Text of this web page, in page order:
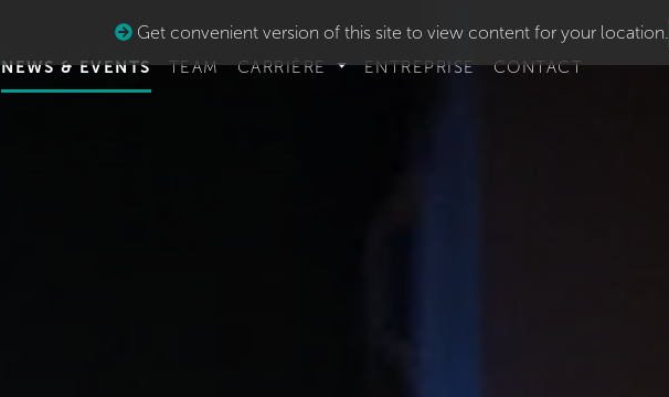
Get convenient version of this site to view content for your location.
NEWS & EVENTS TEAM CARRIÈRE ENTREPRISE CONTACT